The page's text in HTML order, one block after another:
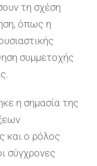
τη σχέση
όπως η
συμμετοχής
η σημασία της
και ο ρόλος
σύγχρονες